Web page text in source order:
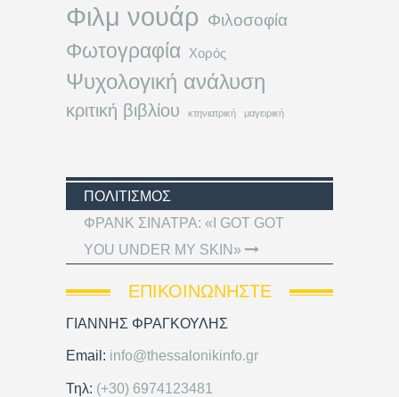
Φιλμ νουάρ Φιλοσοφία
Φωτογραφία Χορός
Ψυχολογική ανάλυση
κριτική βιβλίου κτηνιατρική μαγειρική
ΠΟΛΙΤΙΣΜΌΣ
ΦΡΑΝΚ ΣΙΝΑΤΡΑ: «I GOT GOT
YOU UNDER MY SKIN»
ΕΠΙΚΟΙΝΩΝΉΣΤΕ
ΓΙΑΝΝΗΣ ΦΡΑΓΚΟΥΛΗΣ
Email: info@thessalonikinfo.gr
Τηλ: (+30) 6974123481